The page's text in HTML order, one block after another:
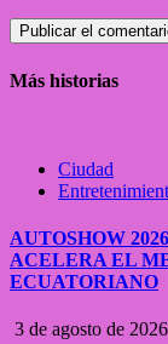
Más historias
Ciudad
AUTOSHOW
ACELERA EL
ECUATORIANO
3 de agosto de 2026